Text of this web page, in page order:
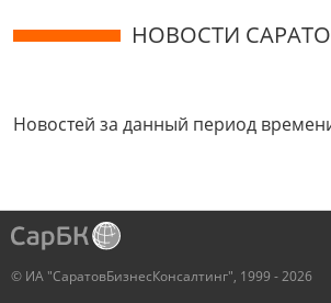
НОВОСТИ
Новостей за данный период
© ИА "СаратовБизнесКонсалтинг", 1999 - 2026